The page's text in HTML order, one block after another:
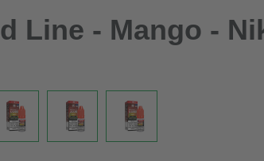
Line - Mango -